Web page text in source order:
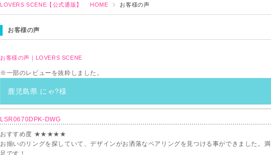
LOVERS SCENE【公式通販】 HOME お客様の声
お客様の声
お客様の声｜LOVERS SCENE
※一部のレビューを抜粋しました。
鹿児島県 にゃ?様
LSR0670DPK-DWG
おすすめ度 ★★★★★
お揃いのリングを探していて、デザインがお洒落なペアリングを見つける事ができました。満
足です！